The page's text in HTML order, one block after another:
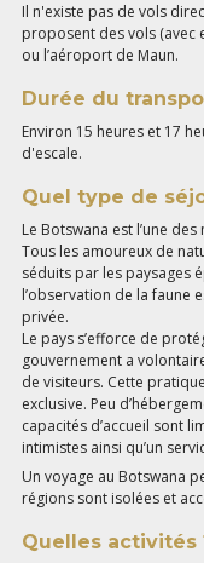
Il n'existe pas de vols
proposent des vols (avec
ou l’aéroport de Maun.
Durée du
Environ 15 heures et 17
d'escale.
Quel type de
Le Botswana est l’une
Tous les amoureux de
séduits par les paysages
l’observation de la faune
privée.
Le pays s’efforce de
gouvernement a
de visiteurs. Cette
exclusive. Peu
capacités d’accueil sont
intimistes ainsi qu’un
Un voyage au Botswana
régions sont isolées et
Quelles activités